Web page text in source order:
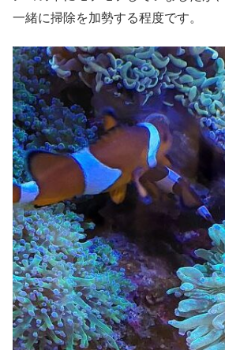
一緒に掃除を加勢する程度です。